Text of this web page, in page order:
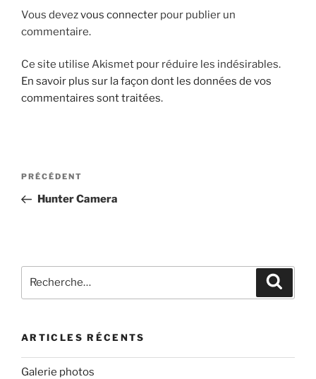
Vous devezvous connecter pour publier un
commentaire.
Ce site utilise Akismet pour réduire les indésirables.
En savoir plus sur la façon dont les données de vos
commentaires sont traitées.
Navigation
l’article
Article
précédent
PRÉCÉDENT
Hunter Camera
pour
ARTICLES RÉCENTS
Galerie photos